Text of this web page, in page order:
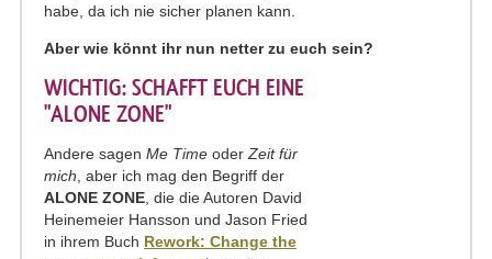
habe, da ich nie sicher planen kann.
Aber wie könnt ihr nun netter zu euch sein?
WICHTIG: SCHAFFT EUCH EINE
"ALONE ZONE"
Andere sagen Me Time oder Zeit für
mich , aber ich mag den Begriff der
ALONE ZONE , die die Autoren David
Heinemeier Hansson und Jason Fried
in ihrem Buch Rework: Change the